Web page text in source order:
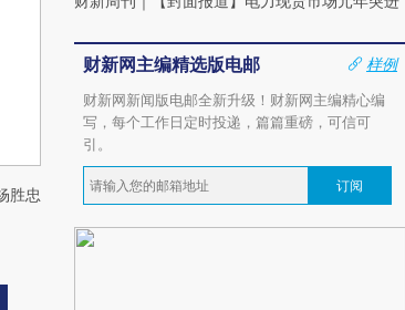
胜忠
财新网主编精选版电邮
样例
财新网新闻版电邮全新升级！财新网主编精心编
写，每个工作日定时投递，篇篇重磅，可信可
引。
订阅